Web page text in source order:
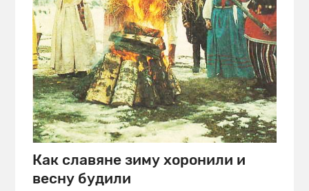
Как славяне зиму хоронили и
весну будили